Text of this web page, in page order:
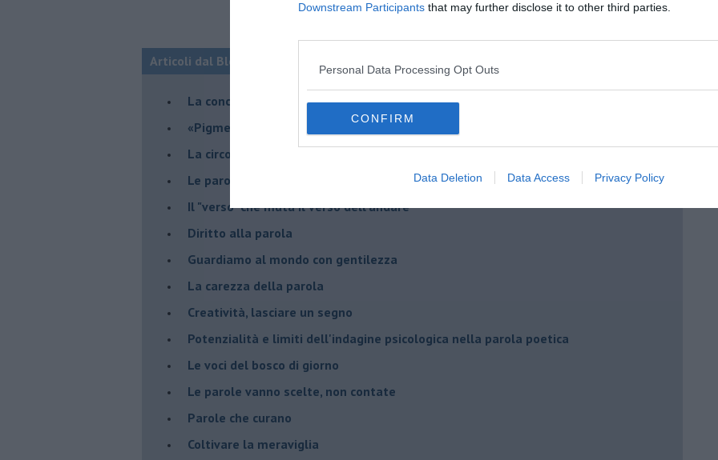
Downstream Participants that may further disclose it to other third parties.
Personal Data Processing Opt Outs
CONFIRM
Data Deletion Data Access Privacy Policy
Articoli dal Blog “VERSI-AMO” di Chi mette al centro la persona
La conclusione del viaggio
​«Pigmenti d'anima»
La circolarità dell'ambivalenza nella lettura della storia
Le parole del bosco di notte
Il "verso" che muta il verso dell'andare
Diritto alla parola
​Guardiamo al mondo con gentilezza
La carezza della parola
Creatività, lasciare un segno
Potenzialità e limiti dell'indagine psicologica nella parola poetica
Le voci del bosco di giorno
Le parole vanno scelte, non contate
Parole che curano
Coltivare la meraviglia